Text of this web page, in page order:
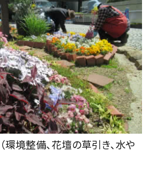
環境整備、花壇の草引き、水や